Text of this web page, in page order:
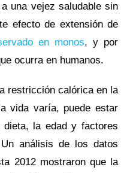
una vejez saludable sin
efecto de extensión de
en monos, y por
ocurra en humanos.
restricción calórica en la
vida varía, puede estar
la edad y factores
análisis de los datos
2012 mostraron que la